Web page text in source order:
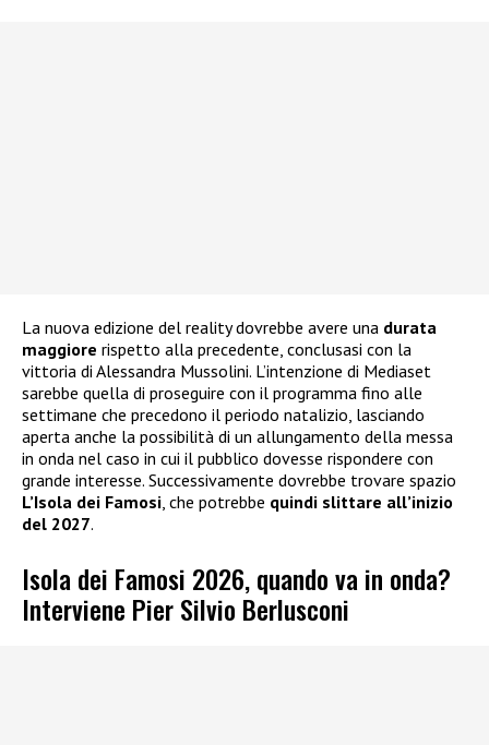
La nuova edizione del reality dovrebbe avere una durata
maggiore rispetto alla precedente, conclusasi con la
vittoria di Alessandra Mussolini. L’intenzione di Mediaset
sarebbe quella di proseguire con il programma fino alle
settimane che precedono il periodo natalizio, lasciando
aperta anche la possibilità di un allungamento della messa
in onda nel caso in cui il pubblico dovesse rispondere con
grande interesse. Successivamente dovrebbe trovare spazio
L’Isola dei Famosi , che potrebbe quindi slittare all’inizio
del 2027.
Isola dei Famosi 2026, quando va in onda?
Interviene Pier Silvio Berlusconi